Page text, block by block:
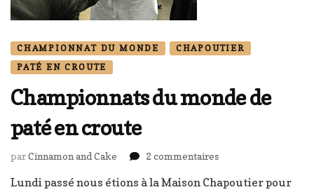
CHAMPIONNAT DU MONDE
CHAPOUTIER
PATÉ EN CROUTE
Championnats du monde de
paté en croute
parCinnamon and Cake 2 commentairessur
du
Lundi passé nous étions à la Maison Chapoutier pour